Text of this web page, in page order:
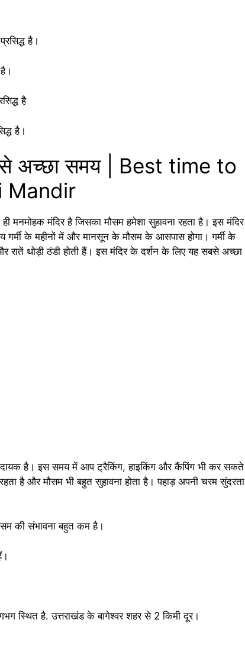
है।
है
है।
अच्छा समय | Best time to
Mandir
मंदिर है जिसका मौसम हमेशा सुहावना रहता है। इस मंदिर
के महीनों में और मानसून के मौसम के आसपास होगा। गर्मी के
रातें थोड़ी ठंडी होती हैं। इस मंदिर के दर्शन के लिए यह सबसे अच्छा
है। इस समय में आप ट्रैकिंग, हाइकिंग और कैंपिंग भी कर सकते
है और मौसम भी बहुत सुहावना होता है। पहाड़ अपनी चरम सुंदरता
की संभावना बहुत कम है।
स्थित है. उत्तराखंड के बागेश्वर शहर से 2 किमी दूर।